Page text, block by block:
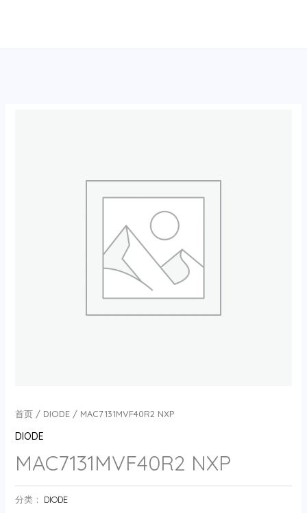
首页/ DIODE/ MAC7131MVF40R2 NXP
DIODE
MAC7131MVF40R2 NXP
分类： DIODE